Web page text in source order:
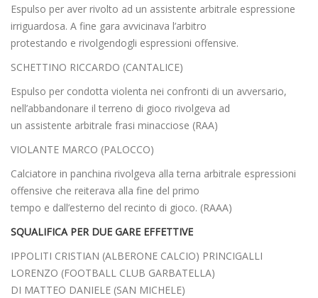
Espulso per aver rivolto ad un assistente arbitrale espressione
irriguardosa. A fine gara avvicinava l’arbitro
protestando e rivolgendogli espressioni offensive.
SCHETTINO RICCARDO (CANTALICE)
Espulso per condotta violenta nei confronti di un avversario,
nell’abbandonare il terreno di gioco rivolgeva ad
un assistente arbitrale frasi minacciose (RAA)
VIOLANTE MARCO (PALOCCO)
Calciatore in panchina rivolgeva alla terna arbitrale espressioni
offensive che reiterava alla fine del primo
tempo e dall’esterno del recinto di gioco. (RAAA)
SQUALIFICA PER DUE GARE EFFETTIVE
IPPOLITI CRISTIAN (ALBERONE CALCIO) PRINCIGALLI
LORENZO (FOOTBALL CLUB GARBATELLA)
DI MATTEO DANIELE (SAN MICHELE)